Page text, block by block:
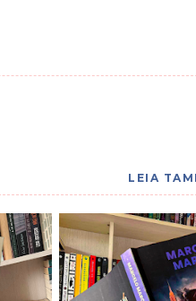
LEIA